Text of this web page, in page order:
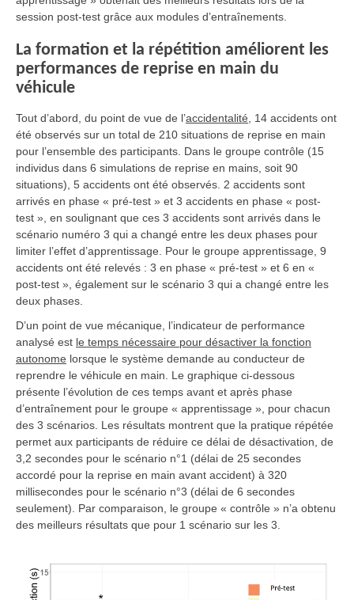
session post-test grâce aux modules d’entraînements.
La formation et la répétition améliorent les
performances de reprise en main du
véhicule
Tout d’abord, du point de vue de l’accidentalité , 14 accidents ont
été observés sur un total de 210 situations de reprise en main
pour l’ensemble des participants. Dans le groupe contrôle (15
individus dans 6 simulations de reprise en mains, soit 90
situations), 5 accidents ont été observés. 2 accidents sont
arrivés en phase « pré-test » et 3 accidents en phase « post-
test », en soulignant que ces 3 accidents sont arrivés dans le
scénario numéro 3 qui a changé entre les deux phases pour
limiter l’effet d’apprentissage. Pour le groupe apprentissage, 9
accidents ont été relevés : 3 en phase « pré-test » et 6 en «
post-test », également sur le scénario 3 qui a changé entre les
deux phases.
D’un point de vue mécanique, l’indicateur de performance
analysé est le temps nécessaire pour désactiver la fonction
autonome lorsque le système demande au conducteur de
reprendre le véhicule en main. Le graphique ci-dessous
présente l’évolution de ces temps avant et après phase
d’entraînement pour le groupe « apprentissage », pour chacun
des 3 scénarios. Les résultats montrent que la pratique répétée
permet aux participants de réduire ce délai de désactivation, de
3,2 secondes pour le scénario n°1 (délai de 25 secondes
accordé pour la reprise en main avant accident) à 320
millisecondes pour le scénario n°3 (délai de 6 secondes
seulement). Par comparaison, le groupe « contrôle » n’a obtenu
des meilleurs résultats que pour 1 scénario sur les 3.